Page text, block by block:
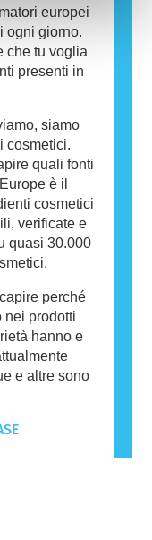
europei
ogni giorno.
che tu voglia
presenti in
siamo
cosmetici.
quali fonti
è il
cosmetici
verificate e
quasi 30.000
perché
nei prodotti
hanno e
e altre sono